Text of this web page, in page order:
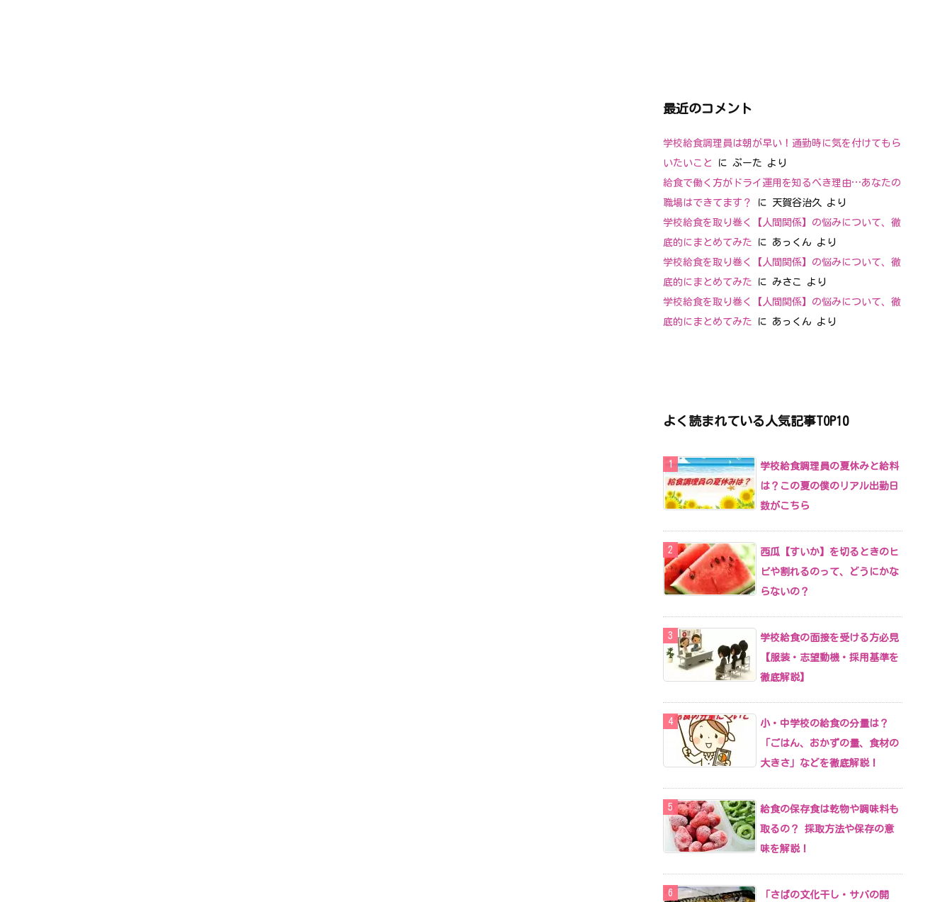
最近のコメント
学校給食調理員は朝が早い！通勤時に気を付けてもら
いたいこと
に ぷーた より
給食で働く方がドライ運用を知るべき理由…あなたの
職場はできてます？
に 天賀谷治久 より
学校給食を取り巻く【人間関係】の悩みについて、徹
底的にまとめてみた に あっくん より
学校給食を取り巻く【人間関係】の悩みについて、徹
底的にまとめてみた に みさこ
より
学校給食を取り巻く【人間関係】の悩みについて、徹
底的にまとめてみた に あっくん より
よく読まれている人気記事TOP10
学校給食調理員の夏休みと給料
は？この夏の僕のリアル出勤日
数がこちら
西瓜【すいか】を切るときのヒ
ビや割れるのって、どうにかな
らないの？
学校給食の面接を受ける方必見
【服装・志望動機・採用基準を
徹底解説】
小・中学校の給食の分量は？
「ごはん、おかずの量、食材の
大きさ」などを徹底解説！
給食の保存食は乾物や調味料も
取るの？ 採取方法や保存の意
味を解説！
「さばの文化干し・サバの開